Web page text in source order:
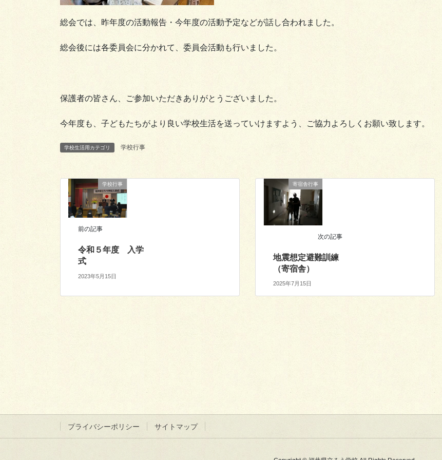
総会では、昨年度の活動報告・今年度の活動予定などが話し合われました。
総会後には各委員会に分かれて、委員会活動も行いました。
保護者の皆さん、ご参加いただきありがとうございました。
今年度も、子どもたちがより良い学校生活を送っていけますよう、ご協力よろしくお願い致します。
学校生活用カテゴリ 学校行事
学校行事
前の記事
令和５年度 入学
式
2023年5月15日
寄宿舎行事
次の記事
地震想定避難訓練
（寄宿舎）
2025年7月15日
プライバシーポリシー サイトマップ